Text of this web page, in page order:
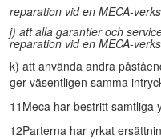
reparation vid en MECA-
j) att alla garantier och
reparation vid en MECA-
k) att använda andra
ger väsentligen samma
11Meca har bestritt samtliga
12Parterna har yrkat